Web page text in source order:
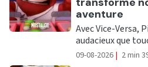
aventure
Avec Vice-Versa,
audacieux que
09-08-2026 | 2 min